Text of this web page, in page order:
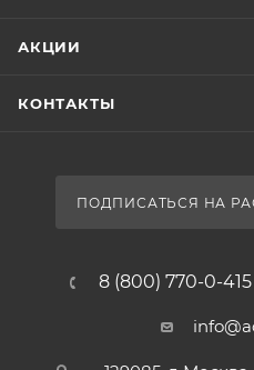
АКЦИИ
КОНТАКТЫ
ПОДПИСАТЬСЯ НА
8 (800) 770-0-415